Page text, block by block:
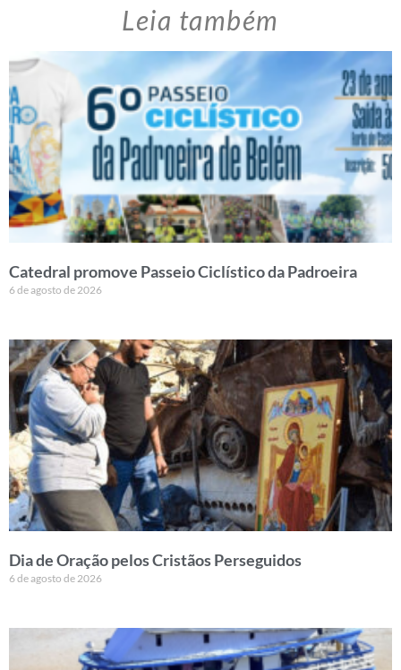
Leia também
Catedral promove Passeio Ciclístico da Padroeira
6 de agosto de 2026
Dia de Oração pelos Cristãos Perseguidos
6 de agosto de 2026